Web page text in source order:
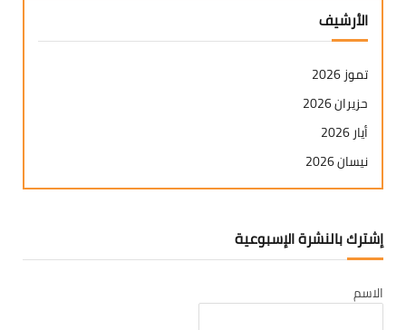
الأرشيف
تموز 2026
حزيران 2026
أيار 2026
نيسان 2026
آذار 2026
كانون ثاني 2026
تشرين ثاني 2025
إشترك بالنشرة الإسبوعية
الاسم